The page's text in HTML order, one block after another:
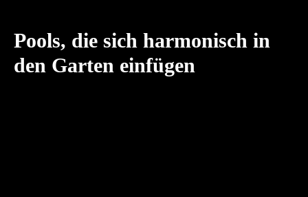
Pools, die sich harmonisch in
den Garten einfügen